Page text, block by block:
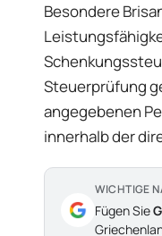
Besondere
Steuerprüfung
angegebenen
innerhalb der
WICHTIGE
Fügen Sie